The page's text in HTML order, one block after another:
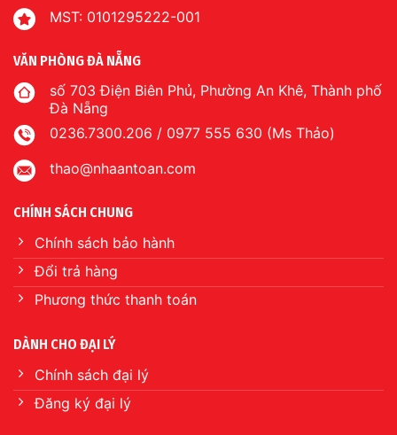
MST: 0101295222-001
VĂN PHÒNG ĐÀ NẴNG
số 703 Điện Biên Phủ, Phường An Khê, Thành phố
Đà Nẵng
0236.7300.206 / 0977 555 630 (Ms Thảo)
thao@nhaantoan.com
CHÍNH SÁCH CHUNG
Chính sách bảo hành
Đổi trả hàng
Phương thức thanh toán
DÀNH CHO ĐẠI LÝ
Chính sách đại lý
Đăng ký đại lý